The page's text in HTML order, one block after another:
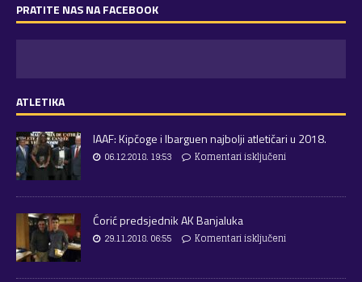
PRATITE NAS NA FACEBOOK
ATLETIKA
IAAF: Kipčoge i Ibarguen najbolji atletičari u 2018.
06.12.2018. 19:53 Komentari isključeni
Ćorić predsjednik AK Banjaluka
29.11.2018. 06:55 Komentari isključeni